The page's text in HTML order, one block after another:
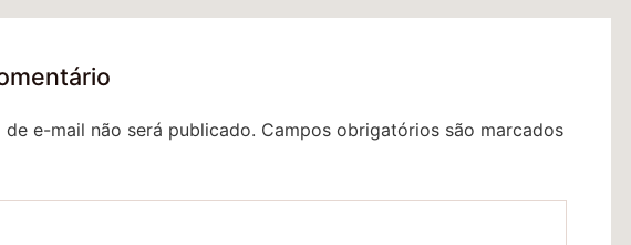
de e-mail não será publicado. Campos obrigatórios são marcados